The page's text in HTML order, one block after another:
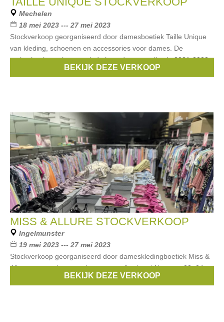
Mechelen
18 mei 2023 --- 27 mei 2023
Stockverkoop georganiseerd door damesboetiek Taille Unique
van kleding, schoenen en accessories voor dames. De
verkochte items komen uit de lente / zomercollectie 2021-2022
en worden verkocht aan rondeBEKIJK DEZE VERKOOP
MISS & ALLURE STOCKVERKOOP
Ingelmunster
19 mei 2023 --- 27 mei 2023
Stockverkoop georganiseerd door dameskledingboetiek Miss &
Allure vna stock van vorige zomercollecties. * Noot: op 23, 24 en
25 mei gesloten tussen de middag van 12u tot 13u30
BEKIJK DEZE VERKOOP